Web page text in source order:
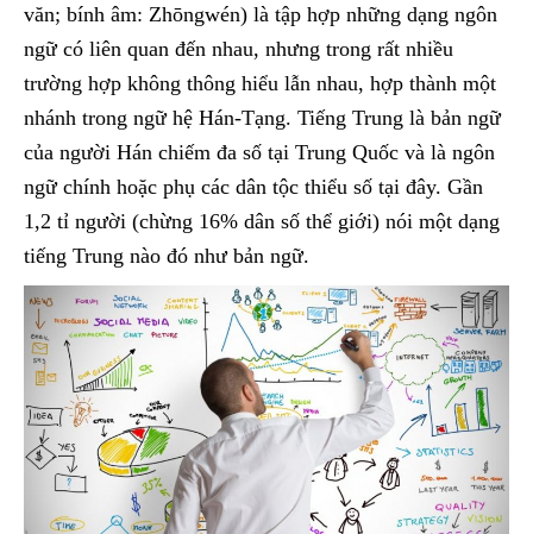
văn; bính âm: Zhōngwén) là tập hợp những dạng ngôn
ngữ có liên quan đến nhau, nhưng trong rất nhiều
trường hợp không thông hiểu lẫn nhau, hợp thành một
nhánh trong ngữ hệ Hán-Tạng. Tiếng Trung là bản ngữ
của người Hán chiếm đa số tại Trung Quốc và là ngôn
ngữ chính hoặc phụ các dân tộc thiểu số tại đây. Gần
1,2 tỉ người (chừng 16% dân số thể giới) nói một dạng
tiếng Trung nào đó như bản ngữ.